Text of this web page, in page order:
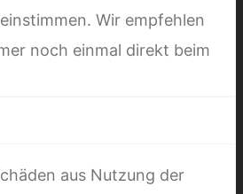
Wir empfehlen
noch einmal direkt beim
aus Nutzung der